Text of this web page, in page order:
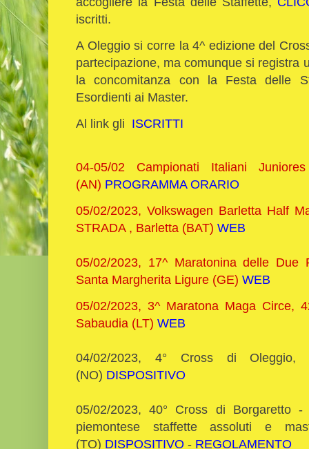
iscritti.
A Oleggio si corre la 4^ edizione del
partecipazione, ma comunque si registra
la concomitanza con la Festa delle
Esordienti ai Master.
Al link gli ISCRITTI
04-05/02 Campionati Italiani
(AN) PROGRAMMA ORARIO
05/02/2023, Volkswagen Barletta Half
STRADA , Barletta (BAT) WEB
05/02/2023, 17^ Maratonina delle Due
Santa Margherita Ligure (GE) WEB
05/02/2023, 3^ Maratona Maga Circe,
Sabaudia (LT) WEB
04/02/2023, 4° Cross di Oleggio,
(NO) DISPOSITIVO
05/02/2023, 40° Cross di Borgaretto
piemontese staffette assoluti e
(TO) DISPOSITIVO - REGOLAMENTO